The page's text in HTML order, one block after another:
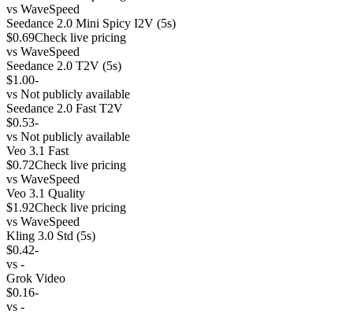
vs WaveSpeed
Seedance 2.0 Mini Spicy I2V (5s)
$0.69Check live pricing
vs WaveSpeed
Seedance 2.0 T2V (5s)
$1.00-
vs Not publicly available
Seedance 2.0 Fast T2V
$0.53-
vs Not publicly available
Veo 3.1 Fast
$0.72Check live pricing
vs WaveSpeed
Veo 3.1 Quality
$1.92Check live pricing
vs WaveSpeed
Kling 3.0 Std (5s)
$0.42-
vs -
Grok Video
$0.16-
vs -